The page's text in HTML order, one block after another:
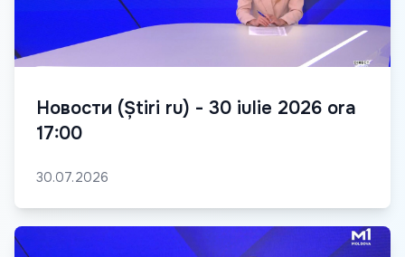
Новости (Știri ru) - 30 iulie 2026 ora
17:00
30.07.2026